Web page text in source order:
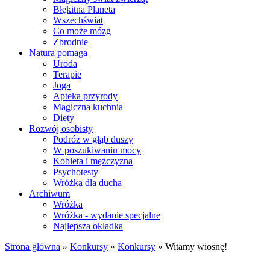
Błękitna Planeta
Wszechświat
Co może mózg
Zbrodnie
Natura pomaga
Uroda
Terapie
Joga
Apteka przyrody
Magiczna kuchnia
Diety
Rozwój osobisty
Podróż w głąb duszy
W poszukiwaniu mocy
Kobieta i mężczyzna
Psychotesty
Wróżka dla ducha
Archiwum
Wróżka
Wróżka - wydanie specjalne
Najlepsza okładka
Strona główna » Konkursy » Konkursy » Witamy wiosnę!